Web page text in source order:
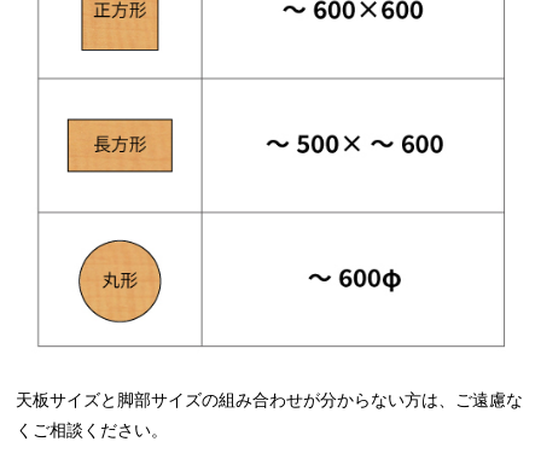
天板サイズと脚部サイズの組み合わせが分からない方は、ご遠慮な
くご相談ください。